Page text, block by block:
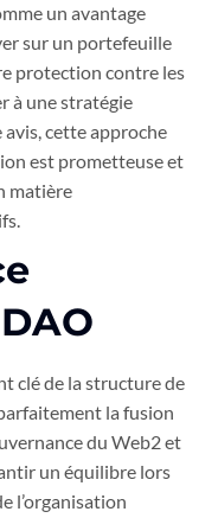
un avantage
sur un portefeuille
protection contre les
à une stratégie
cette approche
est prometteuse et
matière
clé de la structure de
la fusion
du Web2 et
un équilibre lors
l’organisation